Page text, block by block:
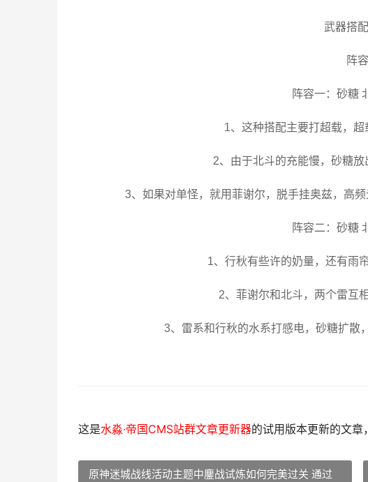
武器搭
阵
阵容一：砂糖
1、这种搭配主要打超载，
2、由于北斗的充能慢，砂糖
3、如果对单怪，就用菲谢尔，脱手挂奥兹，高
阵容二：砂糖
1、行秋有些许的奶量，还有雨
2、菲谢尔和北斗，两个雷互
3、雷系和行秋的水系打感电，砂糖扩散
这是水淼·帝国CMS站群文章更新器的试用版本更新的文
原神迷城战线活动主题中鏖战试炼如何完美过关 通过